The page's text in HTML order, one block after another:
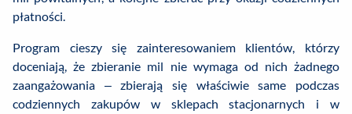
płatności.
Program cieszy się zainteresowaniem klientów, którzy
doceniają, że zbieranie mil nie wymaga od nich żadnego
zaangażowania – zbierają się właściwie same podczas
codziennych zakupów w sklepach stacjonarnych i w